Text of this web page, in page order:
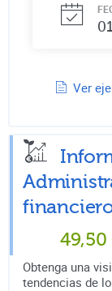
Ver
49,50
Obtenga una
tendencias de